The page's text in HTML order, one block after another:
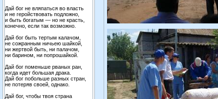
Дай бог не вляпаться во власть
и не геройствовать подложно,
и быть богатым — но не красть,
конечно, если так возможно.
Дай бог быть тертым калачом,
не сожранным ничьею шайкой,
ни жертвой быть, ни палачом,
ни барином, ни попрошайкой.
Дай бог поменьше рваных ран,
когда идет большая драка.
Дай бог побольше разных стран,
не потеряв своей, однако.
Дай бог, чтобы твоя страна